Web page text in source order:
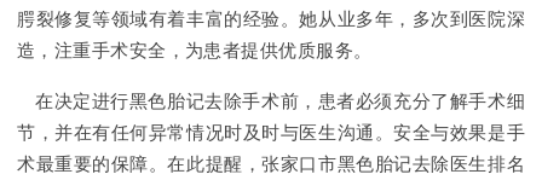
腭裂修复等领域有着丰富的经验。她从业多年，多次到医院深
造，注重手术安全，为患者提供优质服务。
在决定进行黑色胎记去除手术前，患者必须充分了解手术细
节，并在有任何异常情况时及时与医生沟通。安全与效果是手
术最重要的保障。在此提醒，张家口市黑色胎记去除医生排名